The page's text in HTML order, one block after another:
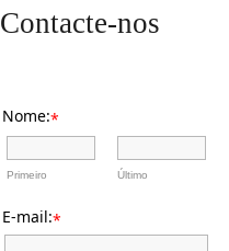
Contacte-nos
Nome:*
Primeiro Último
E-mail:*